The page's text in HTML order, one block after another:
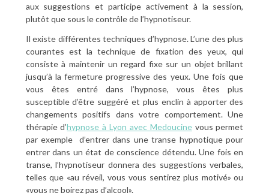
aux suggestions et participe activement à la session,
plutôt que sous le contrôle de l’hypnotiseur.
Il existe différentes techniques d’hypnose. L’une des plus
courantes est la technique de fixation des yeux, qui
consiste à maintenir un regard fixe sur un objet brillant
jusqu’à la fermeture progressive des yeux. Une fois que
vous êtes entré dans l’hypnose, vous êtes plus
susceptible d’être suggéré et plus enclin à apporter des
changements positifs dans votre comportement. Une
thérapie d’hypnose à Lyon avec Medoucinevous permet
par exemple d’entrer dans une transe hypnotique pour
entrer dans un état de conscience détendu. Une fois en
transe, l’hypnotiseur donnera des suggestions verbales,
telles que «au réveil, vous vous sentirez plus motivé» ou
«vous ne boirez pas d’alcool».